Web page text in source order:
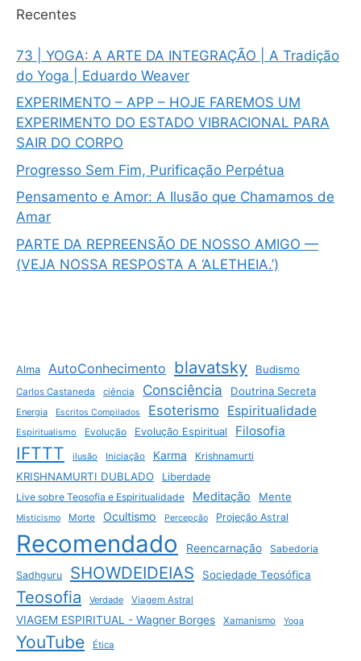
Recentes
73 | YOGA: A ARTE DA INTEGRAÇÃO | A Tradição
do Yoga | Eduardo Weaver
EXPERIMENTO – APP – HOJE FAREMOS UM
EXPERIMENTO DO ESTADO VIBRACIONAL PARA
SAIR DO CORPO
Progresso Sem Fim, Purificação Perpétua
Pensamento e Amor: A Ilusão que Chamamos de
Amar
PARTE DA REPREENSÃO DE NOSSO AMIGO —
(VEJA NOSSA RESPOSTA A ‘ALETHEIA.’)
Alma AutoConhecimento blavatsky Budismo
Carlos Castaneda ciência Consciência Doutrina Secreta
Energia Escritos Compilados Esoterismo Espiritualidade
Espiritualismo Evolução Evolução Espiritual Filosofia
IFTTT ilusão Iniciação Karma Krishnamurti
KRISHNAMURTI DUBLADO
Liberdade
Live sobre Teosofia e Espiritualidade
Meditação Mente
Misticismo Morte Ocultismo Percepção Projeção Astral
Recomendado Reencarnação Sabedoria
Sadhguru SHOWDEIDEIAS Sociedade Teosófica
Teosofia Verdade Viagem Astral
VIAGEM ESPIRITUAL - Wagner Borges Xamanismo Yoga
YouTube Ética